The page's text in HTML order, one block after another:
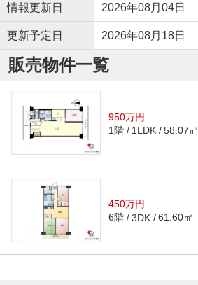
情報更新日 2026年08月04日
更新予定日 2026年08月18日
販売物件一覧
950万円
1階 1LDK 58.07㎡
450万円
6階 3DK 61.60㎡